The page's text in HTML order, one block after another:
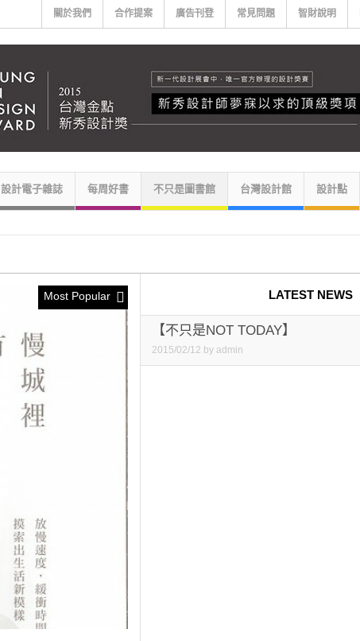
關於我們 合作提案 廣告刊登 常見問題 智財說明
設計電子雜誌 每周好書 不只是圖書館 台灣設計館 設計點
Most Popular LATEST NEWS
【不只是NOT TODAY】
2015/02/12 by admin